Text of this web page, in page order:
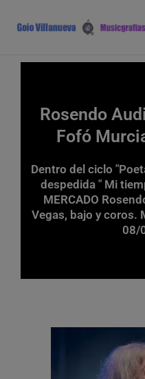
contenido
Rosendo
Fofó
Dentro del ciclo
despedida " Mi
MERCADO
Vegas, bajo y coros.
08/